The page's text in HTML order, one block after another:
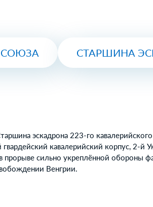
СОЮЗА СТАРШИНА
эскадрона 223-го
гвардейский кавалерийский корпус, 2-й
в прорыве сильно укреплённой обороны
Венгрии.